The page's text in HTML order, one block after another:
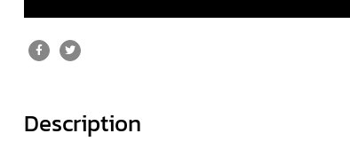
Description